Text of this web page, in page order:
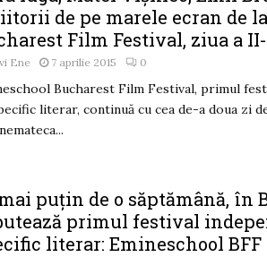
de pe marele ecran de
Film Festival, ziua a
Ene 7 aprilie 2015 0
Bucharest Film Festival, primul
literar, continuă cu cea de-a doua zi
puțin de o săptămână, în
primul festival
literar: Emineschool BFF